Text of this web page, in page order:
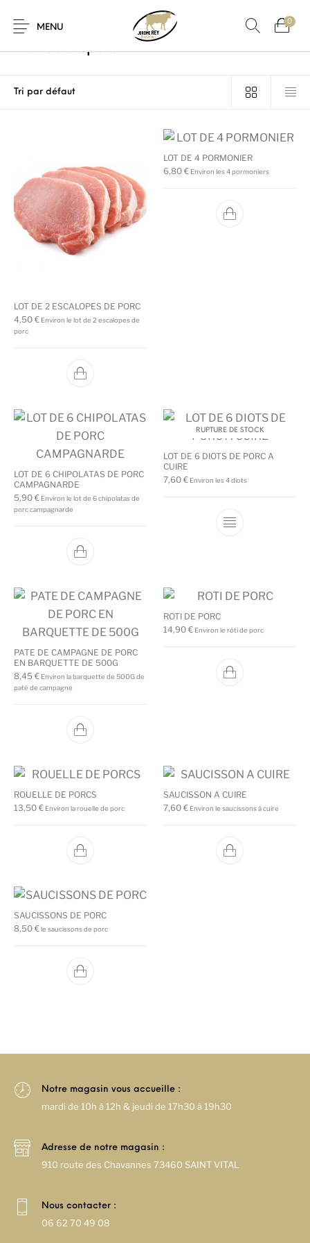
MENU
0
Accueil / Viande de porc Page 2
Viande de porc
LOT DE 2 ESCALOPES DE PORC
4,50 € Environ le lot de 2 escalopes de
porc
LOT DE 4 PORMONIER
6,80 € Environ les 4 pormoniers
LOT DE 6 CHIPOLATAS DE PORC
CAMPAGNARDE
5,90 € Environ le lot de 6 chipolatas de
porc campagnarde
RUPTURE DE STOCK
LOT DE 6 DIOTS DE PORC A
CUIRE
7,60 € Environ les 4 diots
PATE DE CAMPAGNE DE PORC
EN BARQUETTE DE 500G
8,45 € Environ la barquette de 500G de
paté de campagne
ROTI DE PORC
14,90 € Environ le rôti de porc
ROUELLE DE PORCS
13,50 € Environ la rouelle de porc
SAUCISSON A CUIRE
7,60 € Environ le saucissons à cuire
SAUCISSONS DE PORC
8,50 €le saucissons de porc
Notre magasin vous accueille :
mardi de 10h à 12h & jeudi de 17h30 à 19h30
Adresse de notre magasin :
910 route des Chavannes 73460 SAINT VITAL
Nous contacter :
06 62 70 49 08